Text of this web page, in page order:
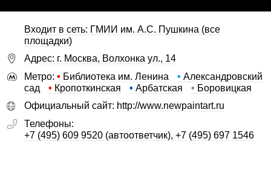
Входит в сеть: ГМИИ им. А.С. Пушкина (все
площадки)
Адрес: г. Москва, Волхонка ул., 14
Метро: • Библиотека им. Ленина • Александровский
сад
• Кропоткинская • Арбатская • Боровицкая
Официальный сайт: http://www.newpaintart.ru
Телефоны:
+7 (495) 609 9520 (автоответчик), +7 (495) 697 1546